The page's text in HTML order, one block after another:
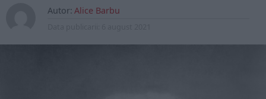
Autor: Alice Barbu